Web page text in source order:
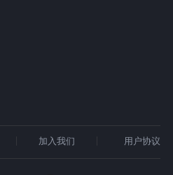
加入我们 用户协议